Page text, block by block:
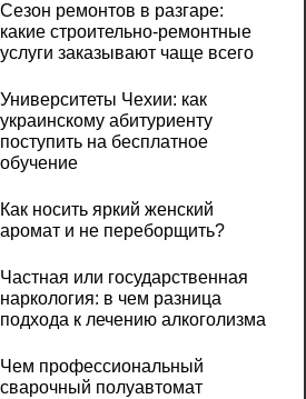
Сезон ремонтов в разгаре:
какие строительно-ремонтные
услуги заказывают чаще всего
Университеты Чехии: как
украинскому абитуриенту
поступить на бесплатное
обучение
Как носить яркий женский
аромат и не переборщить?
Частная или государственная
наркология: в чем разница
подхода к лечению алкоголизма
Чем профессиональный
сварочный полуавтомат